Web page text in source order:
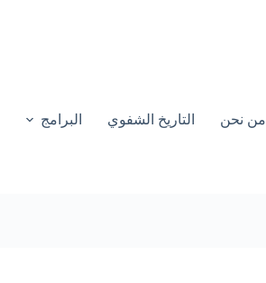
من نحن التاريخ الشفوي البرامج